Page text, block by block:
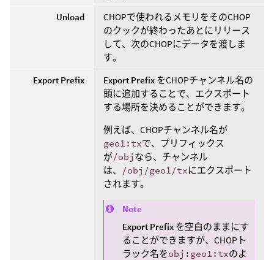
Unload
CHOPで使われるメモリをそのCHOP
のクックが終わったあとにリリース
して、次のCHOPにデータを渡しま
す。
Export Prefix
Export Prefix をCHOPチャンネル名の
頭に追加することで、エクスポート
する場所を決めることができます。
例えば、CHOPチャンネル名が
geo1:txで、プリフィックス
が/obj なら、チャンネル
は、
/obj/geo1/txにエクスポート
されます。
Note
Export Prefix を空白のままにす
ることができますが、CHOPト
ラック名をobj:geo1:txのよ